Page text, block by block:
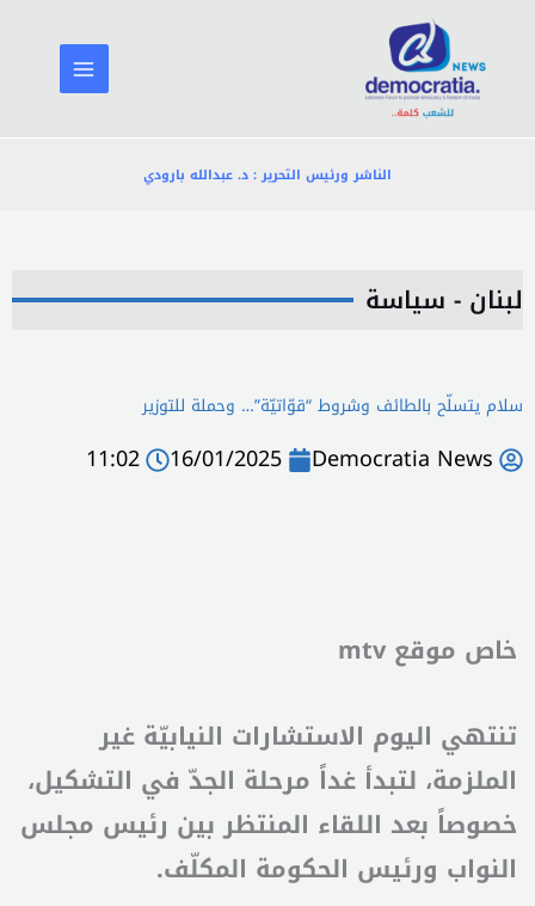
المحتوى
الناشر ورئيس التحرير : د. عبدالله بارودي
لبنان - سياسة
سلام يتسلّح بالطائف وشروط “قوّاتيّة”… وحملة للتوزير
Democratia News
16/01/2025
11:02
خاص موقع mtv
تنتهي اليوم الاستشارات النيابيّة غير
الملزمة، لتبدأ غداً مرحلة الجدّ في التشكيل،
خصوصاً بعد اللقاء المنتظر بين رئيس مجلس
النواب ورئيس الحكومة المكلّف.